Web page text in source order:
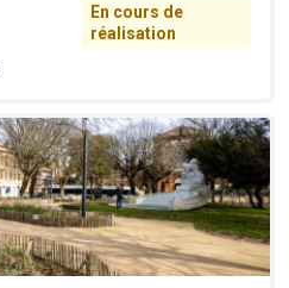
En cours de
réalisation